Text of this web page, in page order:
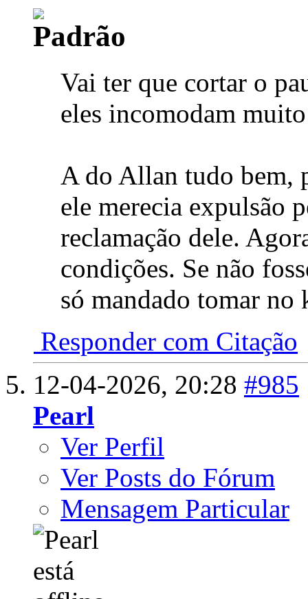
Vai ter que cortar o
eles incomodam
A do Allan tudo bem,
ele merecia expulsão
reclamação dele.
condições. Se não
só mandado tomar no
Responder com Citação
12-04-2026, 20:28 #985
Pearl
Ver Perfil
Ver Posts do Fórum
Mensagem Particular